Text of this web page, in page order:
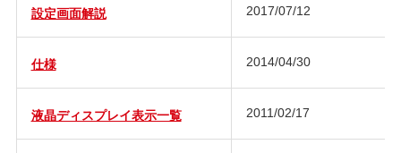
設定画面解説 2017/07/12
仕様 2014/04/30
液晶ディスプレイ表示一覧 2011/02/17